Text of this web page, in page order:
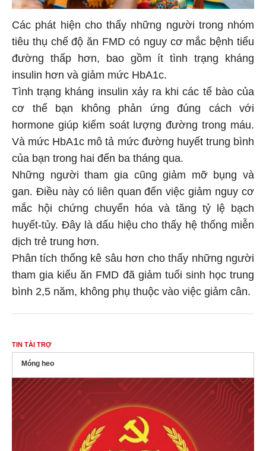
Các phát hiện cho thấy những người trong nhóm
tiêu thụ chế độ ăn FMD có nguy cơ mắc bệnh tiểu
đường thấp hơn, bao gồm ít tình trạng kháng
insulin hơn và giảm mức HbA1c.
Tình trạng kháng insulin xảy ra khi các tế bào của
cơ thể bạn không phản ứng đúng cách với
hormone giúp kiểm soát lượng đường trong máu.
Và mức HbA1c mô tả mức đường huyết trung bình
của bạn trong hai đến ba tháng qua.
Những người tham gia cũng giảm mỡ bụng và
gan. Điều này có liên quan đến việc giảm nguy cơ
mắc hội chứng chuyển hóa và tăng tỷ lệ bạch
huyết-tủy. Đây là dấu hiệu cho thấy hệ thống miễn
dịch trẻ trung hơn.
Phân tích thống kê sâu hơn cho thấy những người
tham gia kiểu ăn FMD đã giảm tuổi sinh học trung
bình 2,5 năm, không phụ thuộc vào việc giảm cân.
TIN TÀI TRỢ
Móng heo